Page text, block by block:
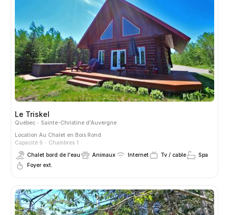
Le Triskel
Québec
Sainte-Christine d'Auvergne
Location Au Chalet en Bois Rond
Capacité 6
Chambres 1
Chalet bord de l'eau
Animaux Internet Tv / cable
Spa
Foyer ext.